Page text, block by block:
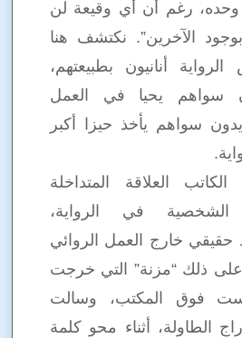
له وحده، رغم أن أي وقيعة لن
الآخرين”. نكتشف هنا
أنانيون بطبيعتهم،
سواهم يحيا في العمل
سواهم يأخذ حيزا أكبر
الكاتب العلاقة المتداخلة
الشخصية في الرواية،
خارج العمل الروائي
على ذلك “مزنة” التي خرجت
فوق المكتب، وسالت
الطاولة، أثناء محو كلمة